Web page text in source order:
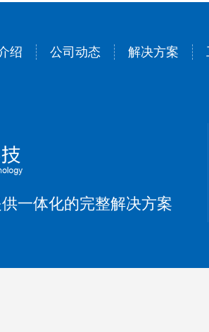
绍 公司动态 解决方案
一体化的完整解决方案